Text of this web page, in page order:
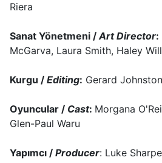
Riera
Sanat Yönetmeni /Art Director:
McGarva, Laura Smith, Haley
Kurgu / Editing: Gerard
Oyuncular / Cast: Morgana
Glen-Paul Waru
Yapımcı / Producer: Luke Sharpe